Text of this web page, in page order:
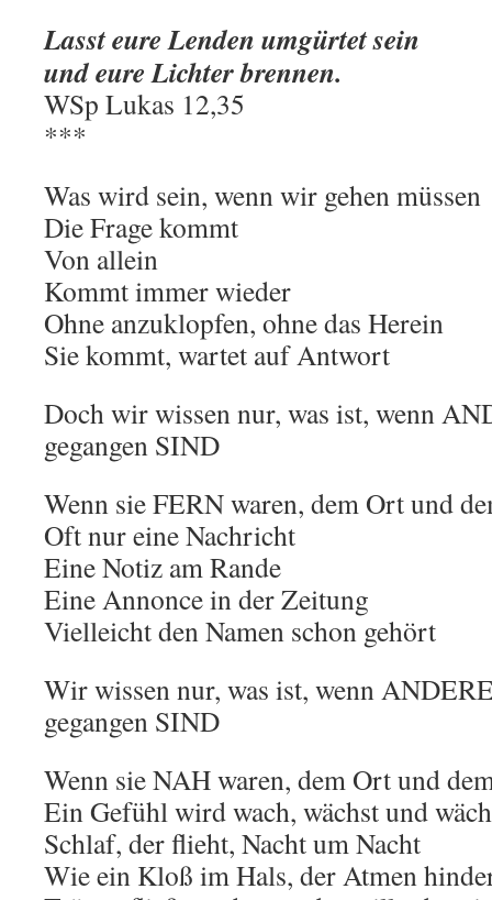
Lasst eure Lenden umgürtet sein
und eure Lichter brennen.
WSp Lukas 12,35
***
Was wird sein, wenn wir gehen müssen
Die Frage kommt
Von allein
Kommt immer wieder
Ohne anzuklopfen, ohne das Herein
Sie kommt, wartet auf Antwort
Doch wir wissen nur, was ist, wenn
gegangen SIND
Wenn sie FERN waren, dem Ort und
Oft nur eine Nachricht
Eine Notiz am Rande
Eine Annonce in der Zeitung
Vielleicht den Namen schon gehört
Wir wissen nur, was ist, wenn
gegangen SIND
Wenn sie NAH waren, dem Ort und
Ein Gefühl wird wach, wächst und
Schlaf, der flieht, Nacht um Nacht
Wie ein Kloß im Hals, der Atmen